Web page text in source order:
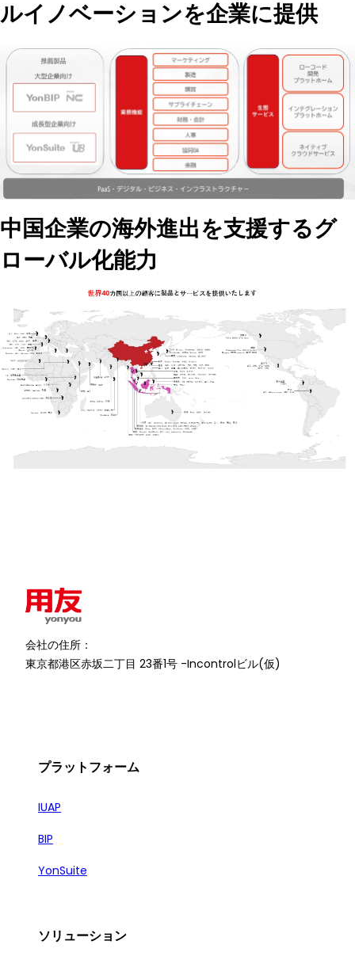
ルイノベーションを企業に提供
中国企業の海外進出を支援するグ
ローバル化能力
会社の住所：
東京都港区赤坂二丁目 23番1号 -Incontrolビル(仮)
プラットフォーム
IUAP
BIP
YonSuite
ソリューション